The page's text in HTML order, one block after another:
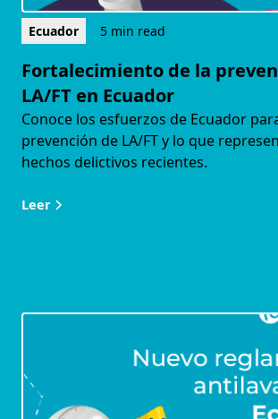
Ecuador 5 min read
Fortalecimiento de la
LA/FT en Ecuador
Conoce los esfuerzos de Ecuador
prevención de LA/FT y lo que
hechos delictivos recientes.
Leer